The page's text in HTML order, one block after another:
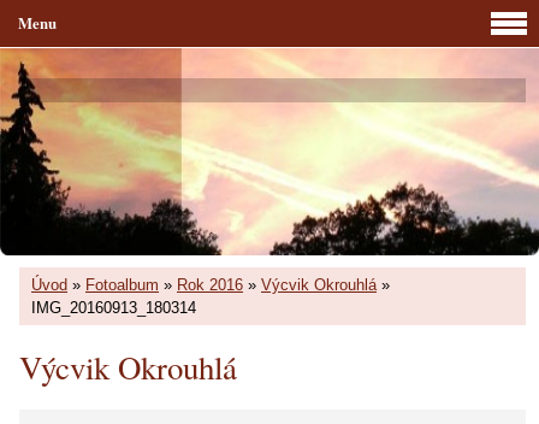
Úvod » Fotoalbum » Rok 2016 » Výcvik Okrouhlá»
IMG_20160913_180314
Výcvik Okrouhlá
Menu